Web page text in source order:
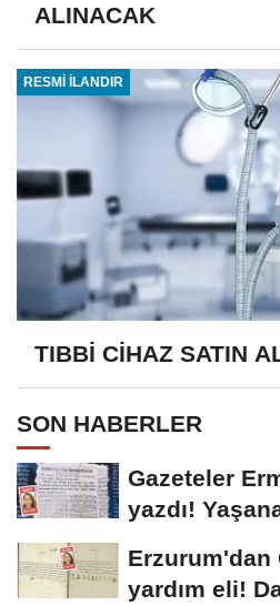
ALINACAK
RESMİ İLANDIR
TIBBİ CİHAZ SATIN
SON HABERLER
Gazeteler
yazdı!
Erzurum'dan
yardım eli!